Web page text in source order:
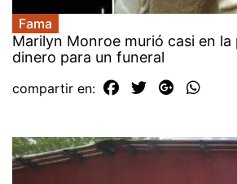
Fama
Marilyn Monroe murió casi en la
dinero para un funeral
compartir en: